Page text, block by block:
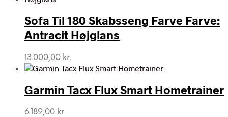
Sofa Til 180 Skabsseng Farve Farve:
Antracit Højglans
13.000,00 kr.
Garmin Tacx Flux Smart Hometrainer
6.189,00 kr.